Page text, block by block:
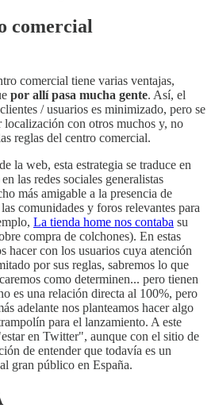
comercial
comercial tiene varias ventajas,
por allí pasa mucha gente. Así, el
/ usuarios es minimizado, pero se
localización con otros muchos y, no
reglas del centro comercial.
la web, esta estrategia se traduce en
las redes sociales generalistas
más amigable a la presencia de
comunidades y foros relevantes para
La tienda home nos contaba su
compra de colchones). En estas
hacer con los usuarios cuya atención
por sus reglas, sabremos lo que
como determinen... pero tienen
es una relación directa al 100%, pero
adelante nos planteamos hacer algo
para el lanzamiento. A este
en Twitter", aunque con el sitio de
de entender que todavía es un
gran público en España.